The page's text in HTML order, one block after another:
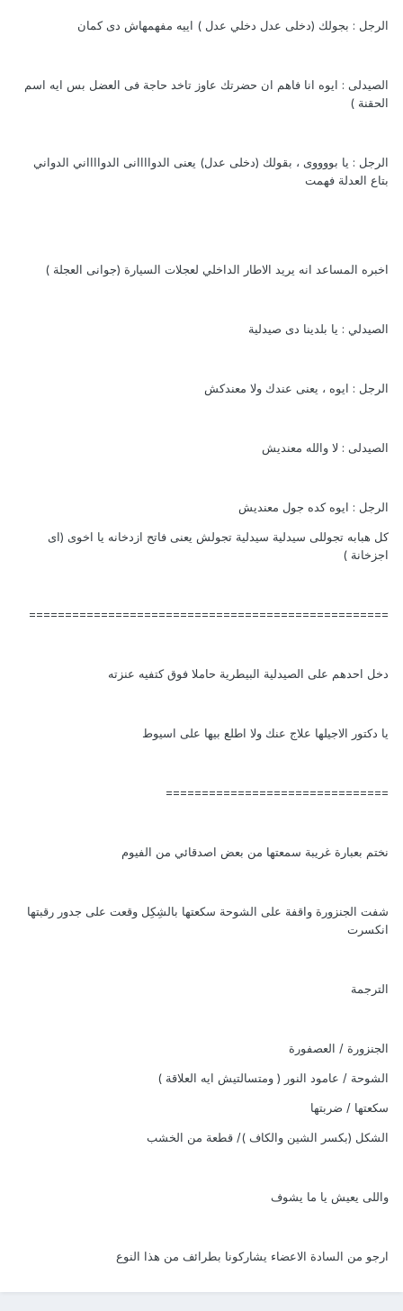
الرجل : بجولك (دخلى عدل دخلي عدل ) اييه مفهمهاش دى كمان
الصيدلى : ايوه انا فاهم ان حضرتك عاوز تاخد حاجة فى العضل بس ايه اسم
الحقنة )
الرجل : يا بووووى ، بقولك (دخلى عدل) يعنى الدواااانى الدوااااني الدواني
بتاع العدلة فهمت
اخبره المساعد انه يريد الاطار الداخلي لعجلات السيارة (جوانى العجلة )
الصيدلي : يا بلدينا دى صيدلية
الرجل : ايوه ، يعنى عندك ولا معندكش
الصيدلى : لا والله معنديش
الرجل : ايوه كده جول معنديش
كل هبابه تجوللى سيدلية سيدلية تجولش يعنى فاتح ازدخانه يا اخوى (اى
اجزخانة )
==================================================
دخل احدهم على الصيدلية البيطرية حاملا فوق كتفيه عنزته
يا دكتور الاجيلها علاج عنك ولا اطلع بيها على اسيوط
===============================
نختم بعبارة غريبة سمعتها من بعض اصدقائي من الفيوم
شفت الجنزورة واقفة على الشوحة سكعتها بالشِكِل وقعت على جدور رقبتها
انكسرت
الترجمة
الجنزورة / العصفورة
الشوحة / عامود النور ( ومتسالتيش ايه العلاقة )
سكعتها / ضربتها
الشكل (بكسر الشين والكاف )/ قطعة من الخشب
واللى يعيش يا ما يشوف
ارجو من السادة الاعضاء يشاركونا بطرائف من هذا النوع